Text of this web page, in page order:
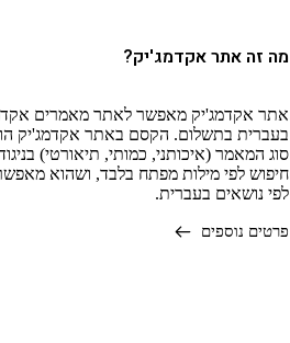
מה זה אתר אקדמג'יק?
אתר אקדמג'יק מאפשר לאתר מאמרים
בעברית בתשלום. הקסם באתר אקדמג'יק
סוג המאמר (איכותני, כמותי, תיאורטי)
חיפוש לפי מילות מפתח בלבד, ושהוא
לפי נושאים בעברית.
פרטים נוספים